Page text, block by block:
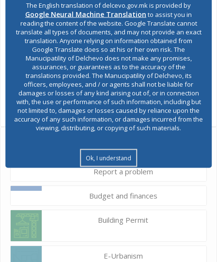
SHARES
Views: 2,502
Ask the mayor
Report a problem
Budget and finances
Building Permit
E-Urbanism
The English translation of delcevo.gov.mk is provided by
Google Neural Machine Translation to assist you in
reading the content of the website. Google Translate cannot
translate all types of documents, and may not provide an exact
translation. Anyone relying on information obtained from
Google Translate does so at his or her own risk. The
Manucipatility of Delchevo does not make any promises,
assurances, or guarantees as to the accuracy of the
translations provided. The Manucipatility of Delchevo, its
officers, employees, and / or agents shall not be liable for
damages or losses of any kind arising out of, or in connection
with, the use or performance of such information, including but
not limited to, damages or losses caused by reliance upon the
accuracy of any such information, or damages incurred from the
viewing, distributing, or copying of such materials.
Ok, I understand